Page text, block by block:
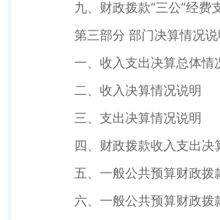
九、财政拨款“三公”经费
第三部分 部门决算情况说
一、收入支出决算总体情
二、收入决算情况说明
三、支出决算情况说明
四、财政拨款收入支出决
五、一般公共预算财政拨
六、一般公共预算财政拨